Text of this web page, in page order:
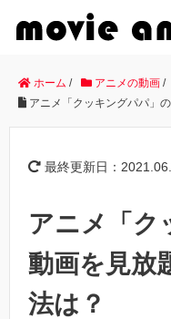
ホーム / アニメの動画 /
アニメ「クッキングパパ」
最終更新日：
アニメ「ク
動画を見放
法は？